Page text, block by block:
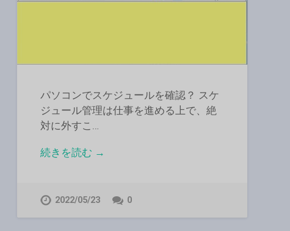
パソコンでスケジュールを確認？ スケ
ジュール管理は仕事を進める上で、絶
対に外すこ…
続きを読む →
2022/05/23 0